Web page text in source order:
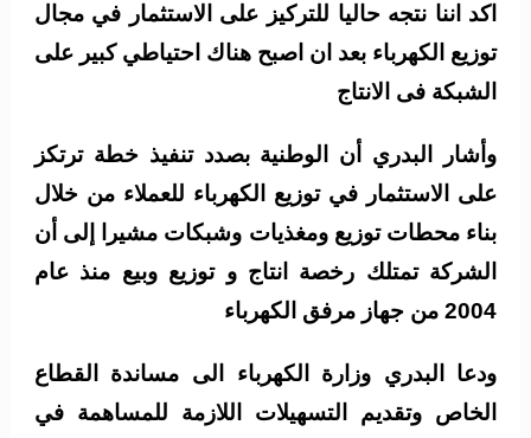
اكد اننا نتجه حاليا للتركيز على الاستثمار في مجال
توزيع الكهرباء بعد ان اصبح هناك احتياطي كبير على
الشبكة فى الانتاج
وأشار البدري أن الوطنية بصدد تنفيذ خطة ترتكز
على الاستثمار في توزيع الكهرباء للعملاء من خلال
بناء محطات توزيع ومغذيات وشبكات مشيرا إلى أن
الشركة تمتلك رخصة انتاج و توزيع وبيع منذ عام
2004 من جهاز مرفق الكهرباء
ودعا البدري وزارة الكهرباء الى مساندة القطاع
الخاص وتقديم التسهيلات اللازمة للمساهمة في